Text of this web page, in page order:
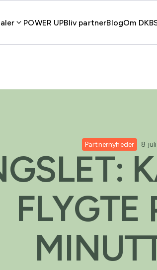
POWER UPBliv partnerBlogOm
Partnernyheder 8
FLYGTE